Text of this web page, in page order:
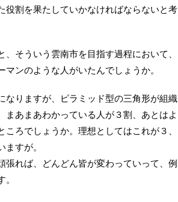
役割を果たしていかなければならないと考
そういう雲南市を目指す過程において、
ンのような人がいたんでしょうか。
なりますが、ピラミッド型の三角形が組織
あまあわかっている人が３割、あとはよ
ろでしょうか。理想としてはこれが３、
すが。
れば、どんどん皆が変わっていって、例